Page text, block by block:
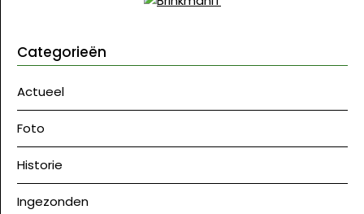
Categorieën
Actueel
Foto
Historie
Ingezonden